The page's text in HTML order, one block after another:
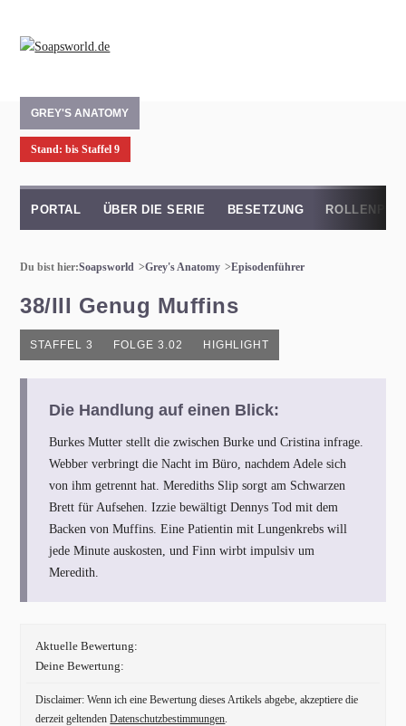
GREY'S ANATOMY
Stand: bis Staffel 9
PORTAL ÜBER DIE SERIE BESETZUNG
Du bist hier:Soapsworld Grey's Anatomy Episodenführer
38/III Genug Muffins
STAFFEL 3 FOLGE 3.02 HIGHLIGHT
Die Handlung auf einen Blick:
Burkes Mutter stellt die zwischen Burke und Cristina infrage.
Webber verbringt die Nacht im Büro, nachdem Adele sich
von ihm getrennt hat. Merediths Slip sorgt am Schwarzen
Brett für Aufsehen. Izzie bewältigt Dennys Tod mit dem
Backen von Muffins. Eine Patientin mit Lungenkrebs will
jede Minute auskosten, und Finn wirbt impulsiv um
Meredith.
Aktuelle Bewertung:
Deine Bewertung:
Disclaimer: Wenn ich eine Bewertung dieses Artikels abgebe, akzeptiere die
derzeit geltendenDatenschutzbestimmungen.